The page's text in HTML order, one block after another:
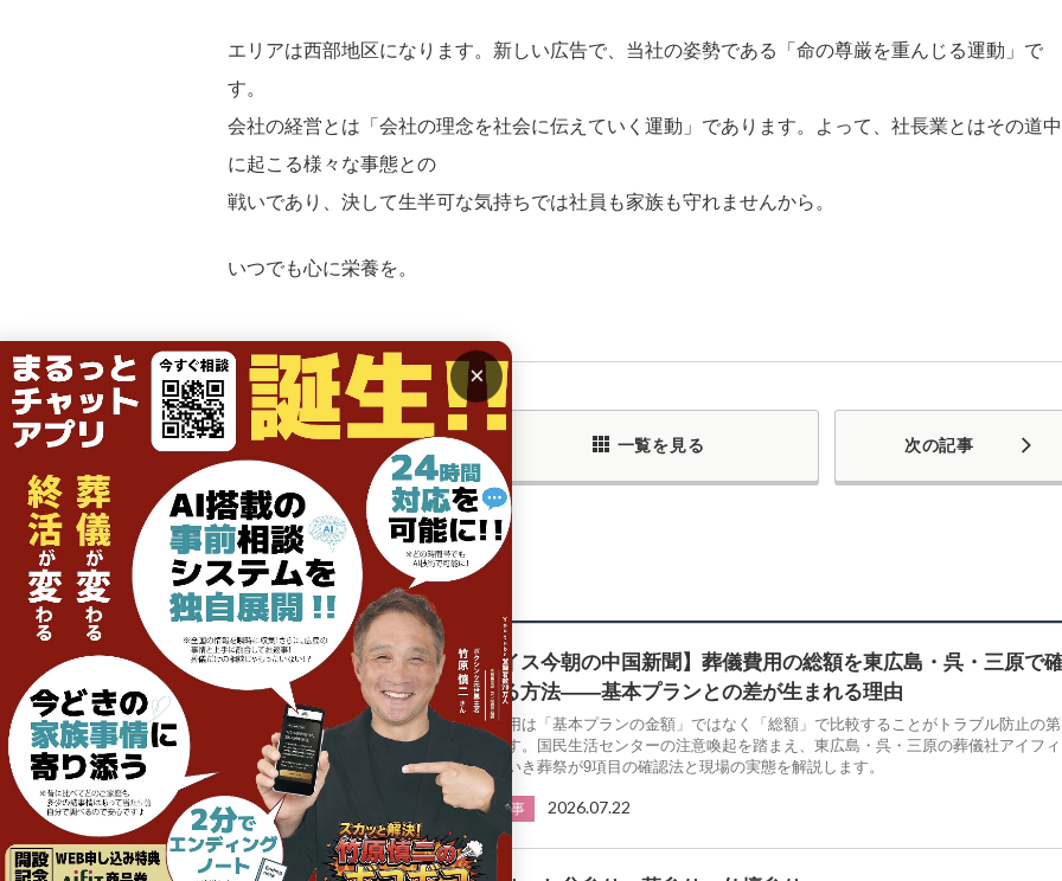
エリアは西部地区になります。新しい広告で、当社の姿勢である「命の尊厳を重んじる運動」で
す。
会社の経営とは「会社の理念を社会に伝えていく運動」であります。よって、社長業とはその道中
に起こる様々な事態との
戦いであり、決して生半可な気持ちでは社員も家族も守れませんから。
いつでも心に栄養を。
前の記事 次の記事
一覧を見る
関連記事
【ナイス今朝の中国新聞】葬儀費用の総額を東広島・呉・三原で
認する方法――基本プランとの差が生まれる理由
葬儀費用は「基本プランの金額」ではなく「総額」で比較することがトラブル防止の第
一歩です。国民生活センターの注意喚起を踏まえ、東広島・呉・三原の葬儀社アイフィ
ットさいき葬祭が9項目の確認法と現場の実態を解説します。
日々の事 2026.07.22
×